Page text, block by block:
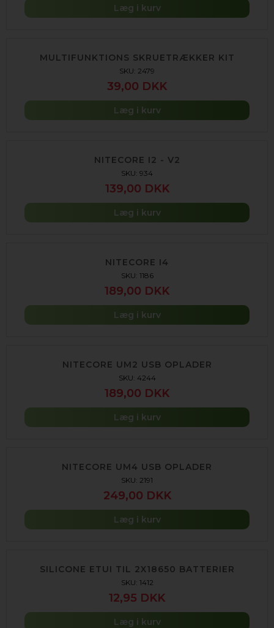
Læg i kurv
MULTIFUNKTIONS SKRUETRÆKKER KIT
SKU: 2479
39,00 DKK
Læg i kurv
NITECORE I2 - V2
SKU: 934
139,00 DKK
Læg i kurv
NITECORE I4
SKU: 1186
189,00 DKK
Læg i kurv
NITECORE UM2 USB OPLADER
SKU: 4244
189,00 DKK
Læg i kurv
NITECORE UM4 USB OPLADER
SKU: 2191
249,00 DKK
Læg i kurv
SILICONE ETUI TIL 2X18650 BATTERIER
SKU: 1412
12,95 DKK
Læg i kurv